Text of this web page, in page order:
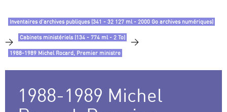
Inventaires d’archives publiques (341 - 32 127 ml - 2000 Go archives numériques)
> Cabinets ministériels (134 - 774 ml - 2 To) >
1988-1989 Michel Rocard, Premier ministre
1988-1989 Michel